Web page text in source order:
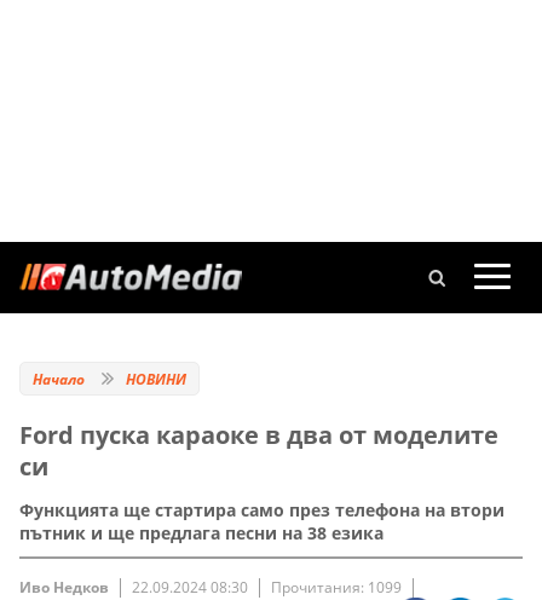
Начало НОВИНИ
Ford пуска караоке в два от моделите
си
Функцията ще стартира само през телефона на втори
пътник и ще предлага песни на 38 езика
Иво Недков 22.09.2024 08:30 Прочитания: 1099